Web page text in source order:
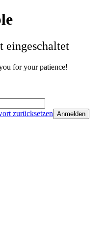
eingeschaltet
for your patience!
zurücksetzen